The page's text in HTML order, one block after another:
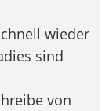
wieder
sind
von